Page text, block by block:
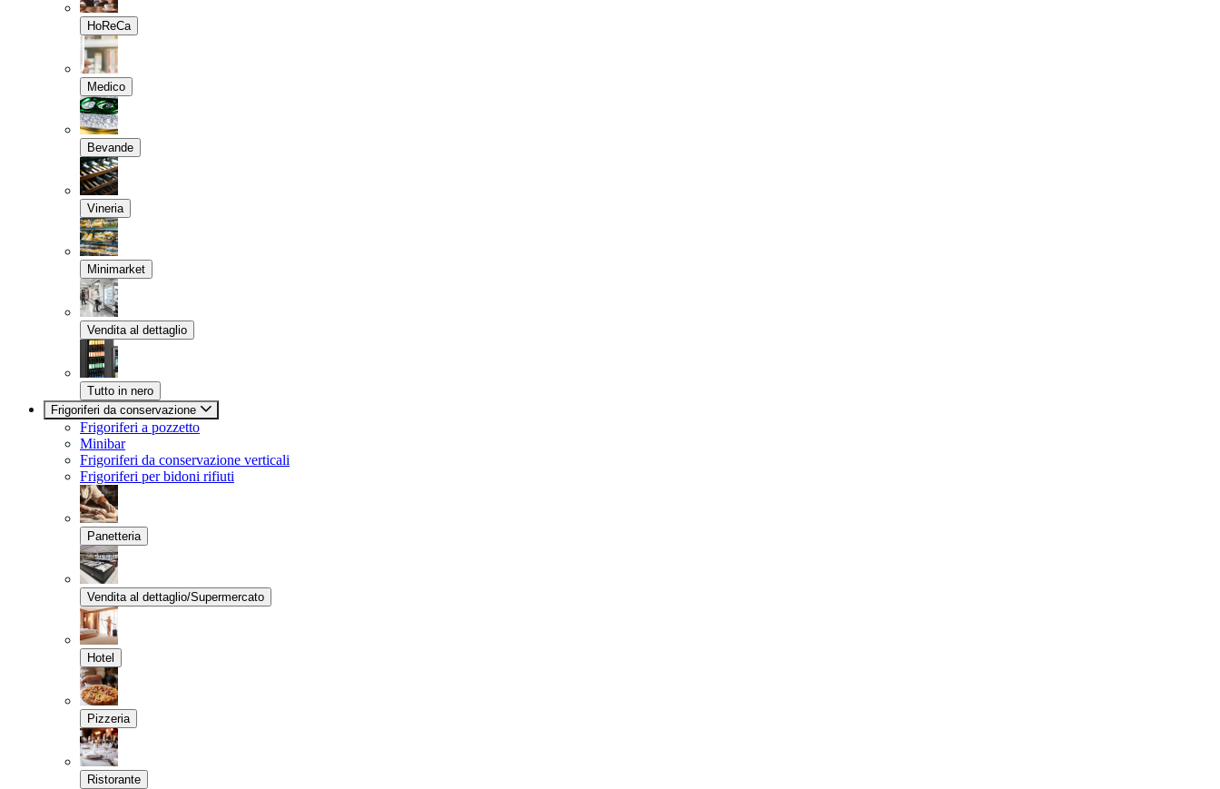
HoReCa
Medico
Bevande
Vineria
Minimarket
Vendita al dettaglio
Tutto in nero
Frigoriferi da conservazione
Frigoriferi a pozzetto
Minibar
Frigoriferi da conservazione verticali
Frigoriferi per bidoni rifiuti
Panetteria
Vendita al dettaglio/Supermercato
Hotel
Pizzeria
Ristorante